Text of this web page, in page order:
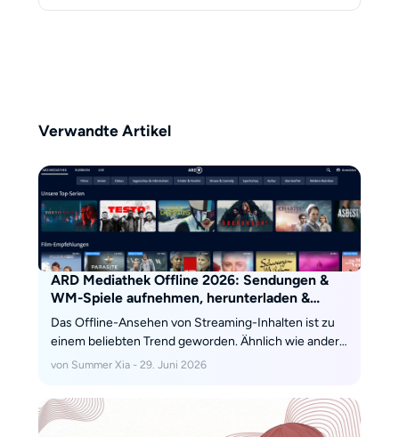
Verwandte Artikel
ARD Mediathek Offline 2026: Sendungen &
WM-Spiele aufnehmen, herunterladen &
speichern
Das Offline-Ansehen von Streaming-Inhalten ist zu
einem beliebten Trend geworden. Ähnlich wie andere
Streaming-Medien bietet die ARD Mediathek eine
Nutzer gerecht zu werden. Doch nach und nach
geben sich Nutzer nicht mehr damit zufrieden,
von Summer Xia - 29. Juni 2026